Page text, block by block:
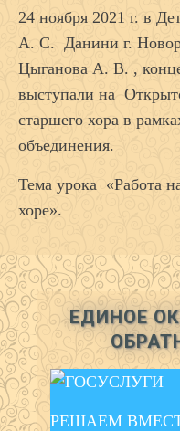
24 ноября 2021 г. в
А. С. Данини г.
Цыганова А. В. ,
выступали на
старшего хора в
объединения.
Тема урока «Работа
хоре».
ЕДИНОЕ
РЕШАЕМ